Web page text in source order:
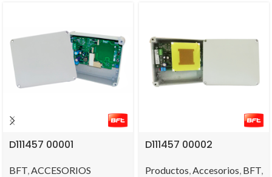
D111457 00001
BFT,ACCESORIOS
D111457 00002
Productos,Accesorios, BFT,